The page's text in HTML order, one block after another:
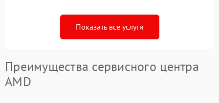
Показать все услуги
Преимущества сервисного центра
AMD